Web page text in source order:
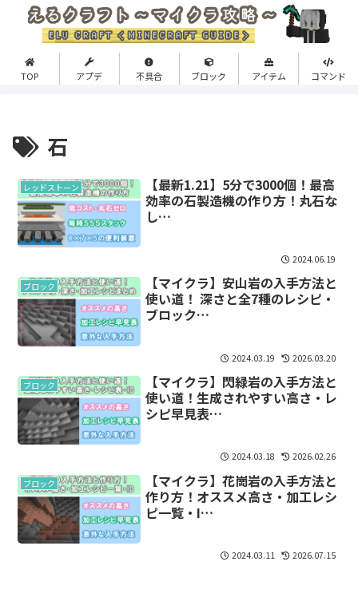
TOP アプデ 不具合 ブロック アイテム コマンド
石
レッドストーン
【最新1.21】5分で3000個！最高
効率の石製造機の作り方！丸石な
し…
2024.06.19
ブロック
【マイクラ】安山岩の入手方法と
使い道！ 深さと全7種のレシピ・
ブロック…
2024.03.19 2026.03.20
ブロック
【マイクラ】閃緑岩の入手方法と
使い道！生成されやすい高さ・レ
シピ早見表…
2024.03.18 2026.02.26
ブロック
【マイクラ】花崗岩の入手方法と
作り方！オススメ高さ・加工レシ
ピ一覧・I…
2024.03.11 2026.07.15